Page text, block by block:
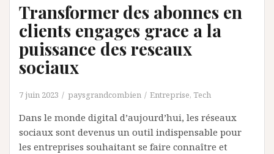
Transformer des abonnes en
clients engages grace a la
puissance des reseaux
sociaux
7 juin 2023 paysgrandcombien Entreprise, Tech
Dans le monde digital d’aujourd’hui, les réseaux
sociaux sont devenus un outil indispensable pour
les entreprises souhaitant se faire connaître et